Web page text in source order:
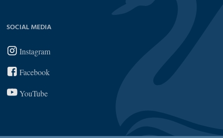
SOCIAL MEDIA
Instagram
Facebook
YouTube